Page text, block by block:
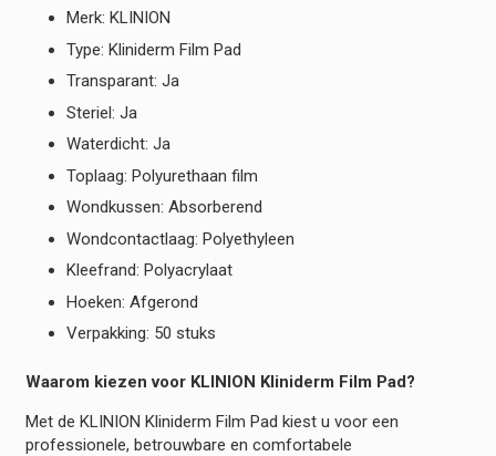
Merk: KLINION
Type: Kliniderm Film Pad
Transparant: Ja
Steriel: Ja
Waterdicht: Ja
Toplaag: Polyurethaan film
Wondkussen: Absorberend
Wondcontactlaag: Polyethyleen
Kleefrand: Polyacrylaat
Hoeken: Afgerond
Verpakking: 50 stuks
Waarom kiezen voor KLINION Kliniderm Film Pad?
Met de KLINION Kliniderm Film Pad kiest u voor een
professionele, betrouwbare en comfortabele